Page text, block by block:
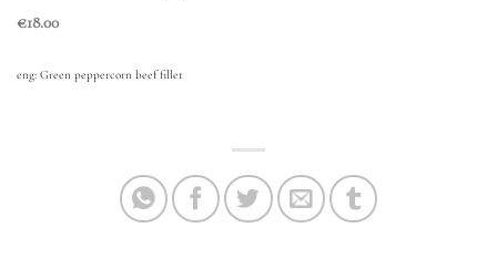
€18.00
eng: Green peppercorn beef fillet